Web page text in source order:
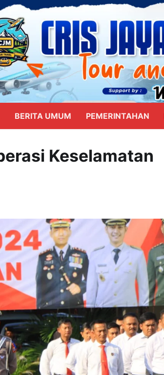
BERITA UMUM PEMERINTAHAN
Keselamatan